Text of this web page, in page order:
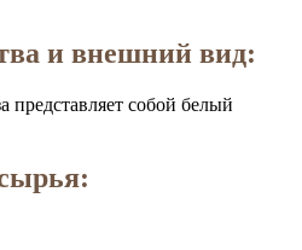
и внешний вид:
собой белый